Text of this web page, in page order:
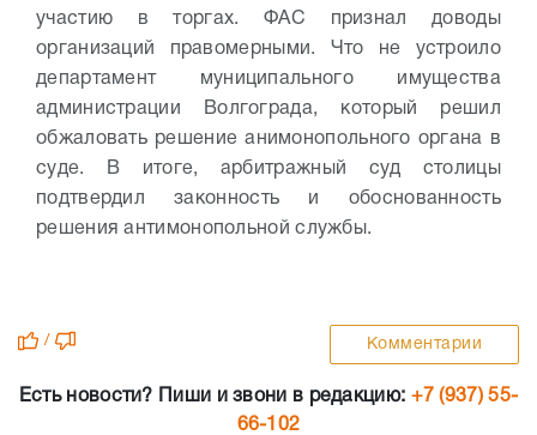
участию в торгах. ФАС признал доводы
организаций правомерными. Что не устроило
департамент муниципального имущества
администрации Волгограда, который решил
обжаловать решение анимонопольного органа в
суде. В итоге, арбитражный суд столицы
подтвердил законность и обоснованность
решения антимонопольной службы.
/ Комментарии
Есть новости? Пиши и звони в редакцию: +7 (937) 55-
66-102